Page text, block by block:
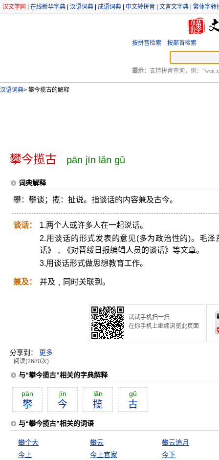
汉文学网 在线新华字典 汉语词典 成语词典 中文转拼音 文言文字典 繁体字转
按拼音检索 按部首检索
提示： 支持拼音查询，例：“wen
汉语词典> 攀今揽古的解释
攀今揽古 pān jīn lǎn gǔ
词典解释
攀：攀谈；揽：扯说。指谈话的内容兼及古今。
谈话：
1.两个人或许多人在一起说话。
2.用谈话的形式发表的意见(多为政治性的)。毛
话》﹑《对晋绥日报编辑人员的谈话》等文章。
3.用谈话形式做思想教育工作。
兼及： 并及﹐同时关联到。
试试手机扫一扫
在你手机上继续浏览此页面
分享到： 更多
阅读(2680次)
与“攀今揽古”相关的字典解释
pān
攀
jīn
今
lăn
揽
gŭ
古
与“攀今揽古”相关的词语
攀个大 攀云
攀云追月
今上
今上官家
今下